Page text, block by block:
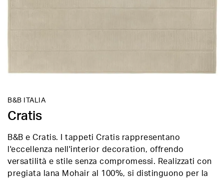
B&B ITALIA
Cratis
B&B e Cratis. I tappeti Cratis rappresentano
l'eccellenza nell'interior decoration, offrendo
versatilità e stile senza compromessi. Realizzati con
pregiata lana Mohair al 100%, si distinguono per la